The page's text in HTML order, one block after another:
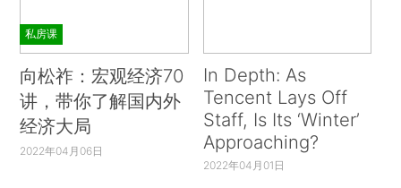
私房课
向松祚：宏观经济70
讲，带你了解国内外
经济大局
2022年04月06日
In Depth: As
Tencent Lays Off
Staff, Is Its ‘Winter’
Approaching?
2022年04月01日